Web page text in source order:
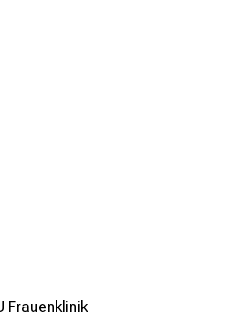
Frauenklinik